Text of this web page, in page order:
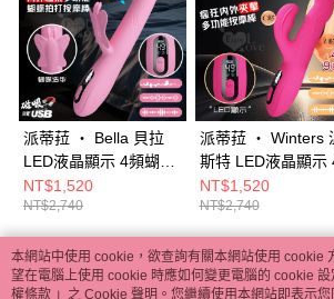
派蒂菈 ‧ Bella 貝拉
LED液晶顯示 4頻蝴蝶
拍打+9頻強震動 內外
極樂多功能按摩棒﹝矽
膠舒適觸感/磁吸充
電﹞ E595104
NT$1,520
NT$2,740
派蒂菈 ‧ Winters
斯特 LED液晶顯示
蠕動+9頻強震動 瘋
內外夾擊多功能按摩
﹝矽膠舒適觸感/磁
充電﹞ E595102
NT$1,520
NT$2,740
熱門標籤
本網站中使用 cookie，欲查詢有關本網站使用 cookie
望在電腦上使用 cookie 時應如何變更電腦的 cookie 設
權條款 」之 Cookie 聲明。您繼續使用本網站即表示